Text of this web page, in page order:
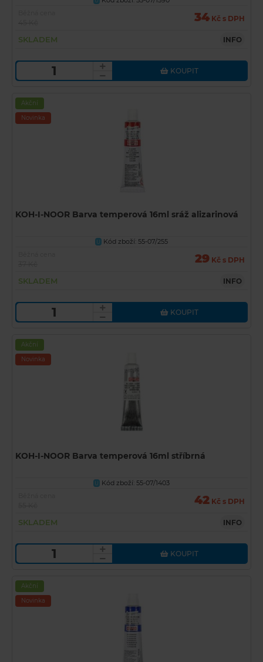
34 Kč s DPH
SKLADEM INFO
KOUPIT
Akční
Novinka
KOH-I-NOOR Barva temperová 16ml sráž alizarinová
U
Kód zboží: 55-07/255
29 Kč s DPH
SKLADEM INFO
KOUPIT
Akční
Novinka
KOH-I-NOOR Barva temperová 16ml stříbrná
U
Kód zboží: 55-07/1403
42 Kč s DPH
SKLADEM INFO
KOUPIT
Akční
Novinka